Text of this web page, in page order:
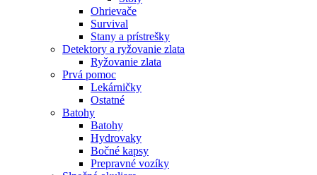
Ohrievače
Survival
Stany a prístrešky
Detektory a ryžovanie zlata
Ryžovanie zlata
Prvá pomoc
Lekárničky
Ostatné
Batohy
Batohy
Hydrovaky
Bočné kapsy
Prepravné vozíky